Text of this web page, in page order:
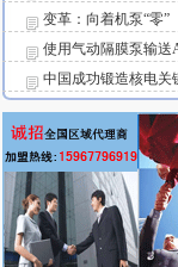
变革：向着机泵“零”
使用气动隔膜泵输送
中国成功锻造核电关